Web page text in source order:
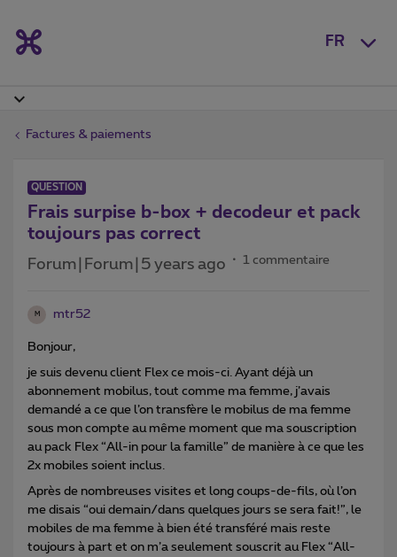
FR
Factures & paiements
QUESTION
Frais surpise b-box + decodeur et pack
toujours pas correct
Forum|Forum|5 years ago 1 commentaire
M mtr52
Bonjour,
je suis devenu client Flex ce mois-ci. Ayant déjà un
abonnement mobilus, tout comme ma femme, j’avais
demandé a ce que l’on transfère le mobilus de ma femme
sous mon compte au même moment que ma souscription
au pack Flex “All-in pour la famille” de manière à ce que les
2x mobiles soient inclus.
Après de nombreuses visites et long coups-de-fils, où l’on
me disais “oui demain/dans quelques jours se sera fait!”, le
mobiles de ma femme à bien été transféré mais reste
toujours à part et on m’a seulement souscrit au Flex “All-